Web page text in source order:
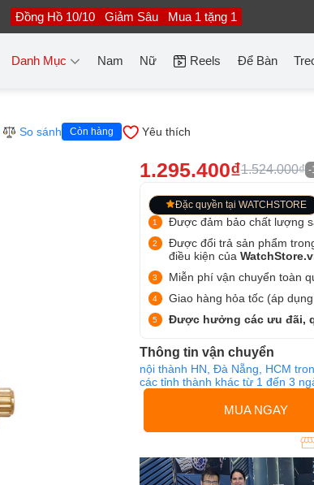
Đồng Hồ 10/10 Giảm Sâu Mua 1 tặng 1
Danh Mục Nam Nữ Reels Để Bàn
So sánh Còn hàng Yêu thích
1.295.400₫1.524.000₫ -
Đặc quyền tại WATCHSTORE
Được đảm bảo chất lượng
Được đổi trả sản phẩm
điều kiện của
Miễn phí vận chuyển toàn
Giao hàng hỏa tốc (áp
Được hưởng các ưu đãi,
Thông tin vận chuyển
nội thành HN, Đà Nẵng, HCM
các tỉnh thành khác từ 1 đến 3
MUA NGAY